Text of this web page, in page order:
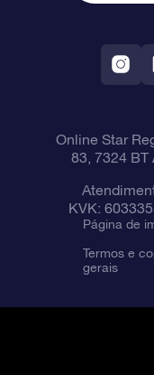
Aplicativo
Constelações
Online Star
83, 7324 BT
KVK:
Página de
Termos e
gerais